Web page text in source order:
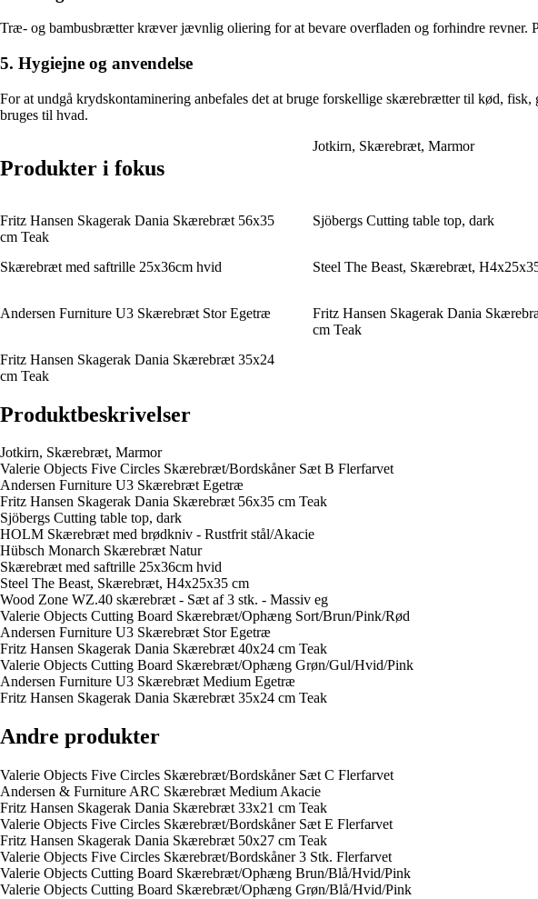
Træ- og bambusbrætter kræver jævnlig oliering for at bevare overfladen og forhindre revner.
5. Hygiejne og anvendelse
For at undgå krydskontaminering anbefales det at bruge forskellige skærebrætter til kød,
bruges til hvad.
Produkter i fokus
Jotkirn, Skærebræt, Marmor
Fritz Hansen Skagerak Dania Skærebræt 56x35
cm Teak
Sjöbergs Cutting table top, dark
Skærebræt med saftrille 25x36cm hvid Steel The Beast, Skærebræt,
Andersen Furniture U3 Skærebræt Stor Egetræ
Fritz Hansen Skagerak Dania
cm Teak
Fritz Hansen Skagerak Dania Skærebræt 35x24
cm Teak
Produktbeskrivelser
Jotkirn, Skærebræt, Marmor
Valerie Objects Five Circles Skærebræt/Bordskåner Sæt B Flerfarvet
Andersen Furniture U3 Skærebræt Egetræ
Fritz Hansen Skagerak Dania Skærebræt 56x35 cm Teak
Sjöbergs Cutting table top, dark
HOLM Skærebræt med brødkniv - Rustfrit stål/Akacie
Hübsch Monarch Skærebræt Natur
Skærebræt med saftrille 25x36cm hvid
Steel The Beast, Skærebræt, H4x25x35 cm
Wood Zone WZ.40 skærebræt - Sæt af 3 stk. - Massiv eg
Valerie Objects Cutting Board Skærebræt/Ophæng Sort/Brun/Pink/Rød
Andersen Furniture U3 Skærebræt Stor Egetræ
Fritz Hansen Skagerak Dania Skærebræt 40x24 cm Teak
Valerie Objects Cutting Board Skærebræt/Ophæng Grøn/Gul/Hvid/Pink
Andersen Furniture U3 Skærebræt Medium Egetræ
Fritz Hansen Skagerak Dania Skærebræt 35x24 cm Teak
Andre produkter
Valerie Objects Five Circles Skærebræt/Bordskåner Sæt C Flerfarvet
Andersen & Furniture ARC Skærebræt Medium Akacie
Fritz Hansen Skagerak Dania Skærebræt 33x21 cm Teak
Valerie Objects Five Circles Skærebræt/Bordskåner Sæt E Flerfarvet
Fritz Hansen Skagerak Dania Skærebræt 50x27 cm Teak
Valerie Objects Five Circles Skærebræt/Bordskåner 3 Stk. Flerfarvet
Valerie Objects Cutting Board Skærebræt/Ophæng Brun/Blå/Hvid/Pink
Valerie Objects Cutting Board Skærebræt/Ophæng Grøn/Blå/Hvid/Pink